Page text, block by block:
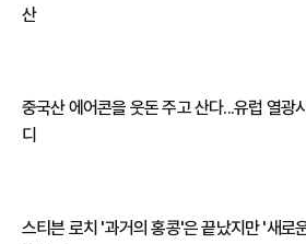
산
중국산 에어콘을 웃돈 주고 산다...유럽 열광
디
스티븐 로치 '과거의 홍콩'은 끝났지만 '새로